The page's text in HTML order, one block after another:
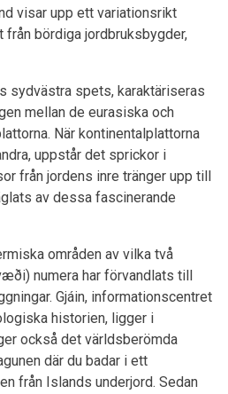
visar upp ett variationsrikt
från bördiga jordbruksbygder,
sydvästra spets, karaktäriseras
mellan de eurasiska och
När kontinentalplattorna
uppstår det sprickor i
från jordens inre tränger upp till
av dessa fascinerande
områden av vilka två
numera har förvandlats till
Gjáin, informationscentret
historien, ligger i
också det världsberömda
där du badar i ett
från Islands underjord. Sedan